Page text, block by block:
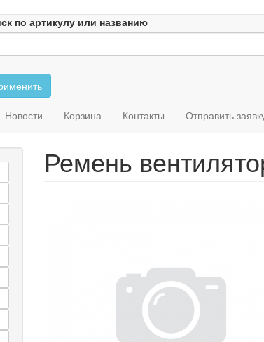
по артикулу или названию
Новости Корзина Контакты Отправить
Ремень